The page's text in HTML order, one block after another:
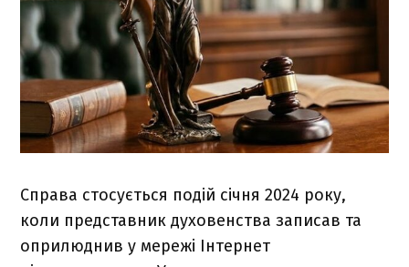
Справа стосується подій січня 2024 року,
коли представник духовенства записав та
оприлюднив у мережі Інтернет